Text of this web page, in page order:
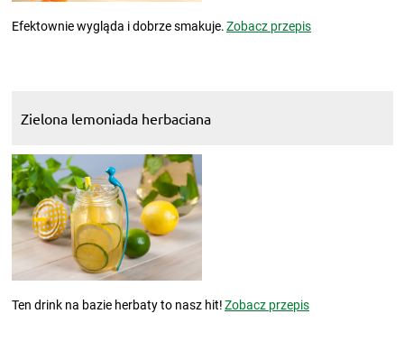
Efektownie wygląda i dobrze smakuje.Zobacz przepis
Zielona lemoniada herbaciana
Ten drink na bazie herbaty to nasz hit!Zobacz przepis